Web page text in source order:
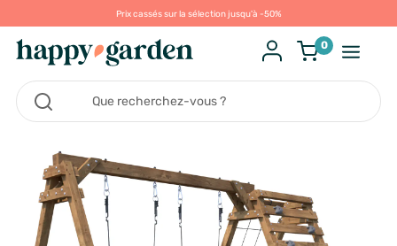
Prix cassés sur la sélection jusqu'à -50%
0